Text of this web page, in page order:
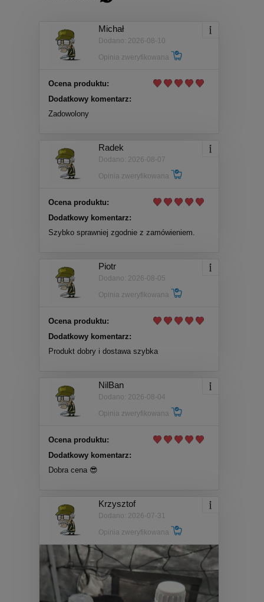
Michał
Dodano: 2026-08-10
Opinia zweryfikowana
Ocena produktu:
Dodatkowy komentarz:
Zadowolony
Radek
Dodano: 2026-08-07
Opinia zweryfikowana
Ocena produktu:
Dodatkowy komentarz:
Szybko sprawniej zgodnie z zamówieniem.
Piotr
Dodano: 2026-08-05
Opinia zweryfikowana
Ocena produktu:
Dodatkowy komentarz:
Produkt dobry i dostawa szybka
NilBan
Dodano: 2026-08-04
Opinia zweryfikowana
Ocena produktu:
Dodatkowy komentarz:
Dobra cena 😎
Krzysztof
Dodano: 2026-07-31
Opinia zweryfikowana